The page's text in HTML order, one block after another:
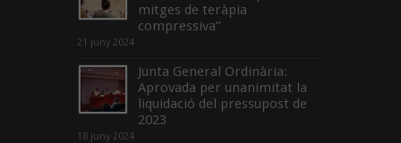
mitges de teràpia
compressiva”
21 juny 2024
Junta General Ordinària:
Aprovada per unanimitat la
liquidació del pressupost de
2023
18 juny 2024